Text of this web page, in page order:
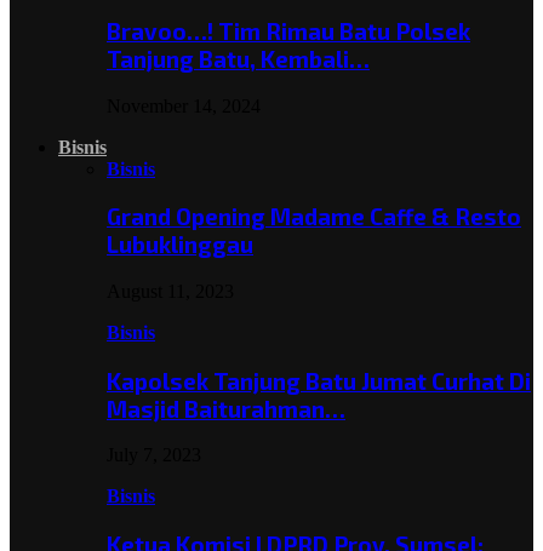
Bravoo…! Tim Rimau Batu Polsek
Tanjung Batu, Kembali…
Bisnis
Bisnis
Grand Opening Madame Caffe & Resto
Lubuklinggau
Bisnis
Kapolsek Tanjung Batu Jumat Curhat Di
Masjid Baiturahman…
Bisnis
Ketua Komisi I DPRD Prov. Sumsel;